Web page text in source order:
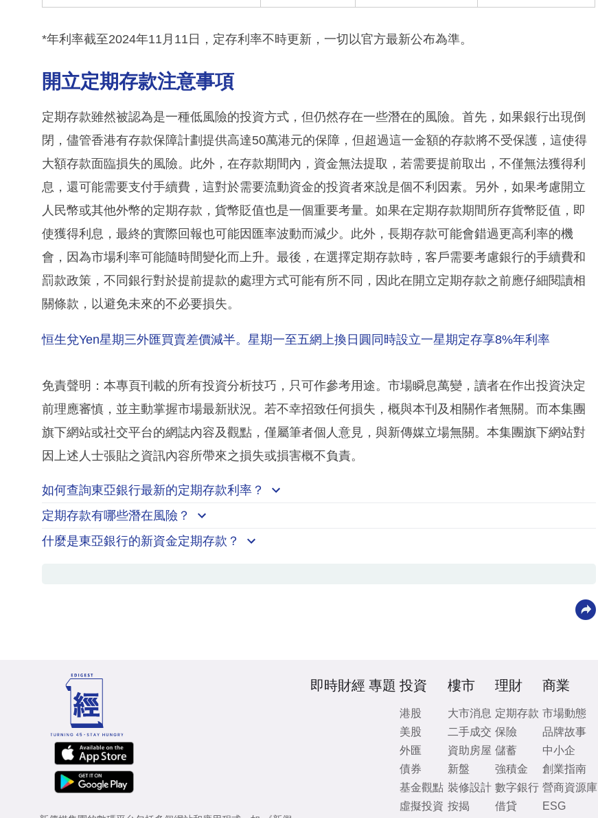
*年利率截至2024年11月11日，定存利率不時更新，一切以官方最新公布為準。
開立定期存款注意事項
定期存款雖然被認為是一種低風險的投資方式，但仍然存在一些潛在的風險。首先，如果銀行出現倒
閉，儘管香港有存款保障計劃提供高達50萬港元的保障，但超過這一金額的存款將不受保護，這使得
大額存款面臨損失的風險。此外，在存款期間內，資金無法提取，若需要提前取出，不僅無法獲得利
息，還可能需要支付手續費，這對於需要流動資金的投資者來說是個不利因素。另外，如果考慮開立
人民幣或其他外幣的定期存款，貨幣貶值也是一個重要考量。如果在定期存款期間所存貨幣貶值，即
使獲得利息，最終的實際回報也可能因匯率波動而減少。此外，長期存款可能會錯過更高利率的機
會，因為市場利率可能隨時間變化而上升。最後，在選擇定期存款時，客戶需要考慮銀行的手續費和
罰款政策，不同銀行對於提前提款的處理方式可能有所不同，因此在開立定期存款之前應仔細閱讀相
關條款，以避免未來的不必要損失。
恒生兌Yen星期三外匯買賣差價減半。星期一至五網上換日圓同時設立一星期定存享8%年利率
免責聲明：本專頁刊載的所有投資分析技巧，只可作參考用途。市場瞬息萬變，讀者在作出投資決定
前理應審慎，並主動掌握市場最新狀況。若不幸招致任何損失，概與本刊及相關作者無關。而本集團
旗下網站或社交平台的網誌內容及觀點，僅屬筆者個人意見，與新傳媒立場無關。本集團旗下網站對
因上述人士張貼之資訊內容所帶來之損失或損害概不負責。
如何查詢東亞銀行最新的定期存款利率？
定期存款有哪些潛在風險？
什麼是東亞銀行的新資金定期存款？
即時財經 專題 投資
港股
美股
外匯
債券
基金觀點
虛擬投資
樓市
大市消息
二手成交
資助房屋
新盤
裝修設計
按揭
理財
定期存款
保險
儲蓄
強積金
數字銀行
借貸
商業
市場動態
品牌故事
中小企
創業指南
營商資源庫
ESG